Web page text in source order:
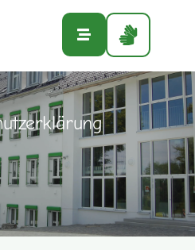
Datenschutzerklärung